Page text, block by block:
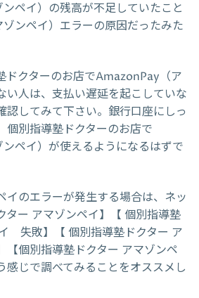
ペイ）の残高が不足していたこと
ンペイ）エラーの原因だったみた
ドクターのお店でAmazonPay（ア
い人は、支払い遅延を起こしていな
認してみて下さい。銀行口座にしっ
個別指導塾ドクターのお店で
ペイ）が使えるようになるはずで
イのエラーが発生する場合は、ネッ
ター アマゾンペイ】【 個別指導塾
失敗】【 個別指導塾ドクター ア
個別指導塾ドクター アマゾンペ
じで調べてみることをオススメし